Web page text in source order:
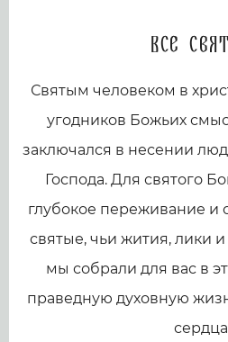
Все
Святым человеком в
угодников Божьих
заключался в несении
Господа. Для святого
глубокое переживание
святые, чьи жития, лики
мы собрали для вас в
праведную духовную